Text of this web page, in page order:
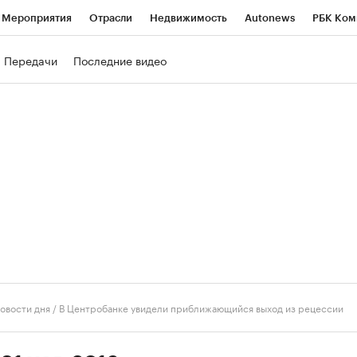
Мероприятия Отрасли Недвижимость Autonews РБК
Передачи Последние видео
дня / В Центробанке увидели приближающийся выход из рецессии